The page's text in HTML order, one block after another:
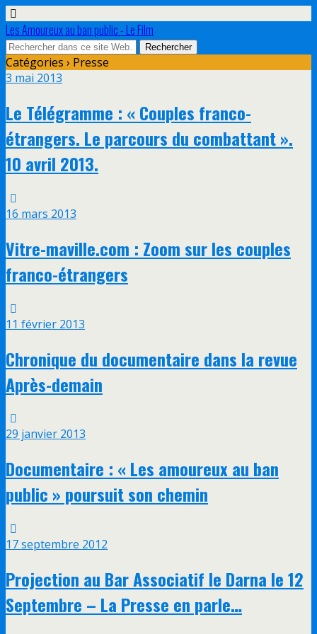
Les Amoureux au ban public - Le Film
Catégories › Presse
3 mai 2013
Le Télégramme : « Couples franco-
étrangers. Le parcours du combattant ».
10 avril 2013.
16 mars 2013
Vitre-maville.com : Zoom sur les couples
franco-étrangers
11 février 2013
Chronique du documentaire dans la revue
Après-demain
29 janvier 2013
Documentaire : « Les amoureux au ban
public » poursuit son chemin
17 septembre 2012
Projection au Bar Associatif le Darna le 12
Septembre – La Presse en parle…